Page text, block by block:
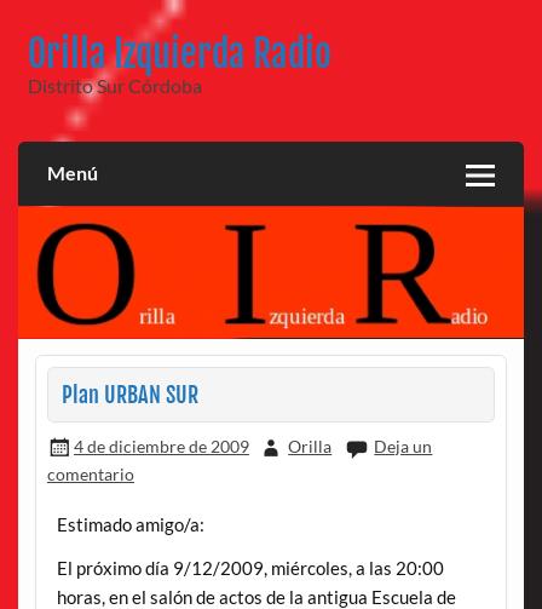
contenido
Orilla Izquierda Radio
Distrito Sur Córdoba
Menú
Plan URBAN SUR
4 de diciembre de 2009 Orilla
Deja un
comentario
Estimado amigo/a:
El próximo día 9/12/2009, miércoles, a las 20:00
horas, en el salón de actos de la antigua Escuela de